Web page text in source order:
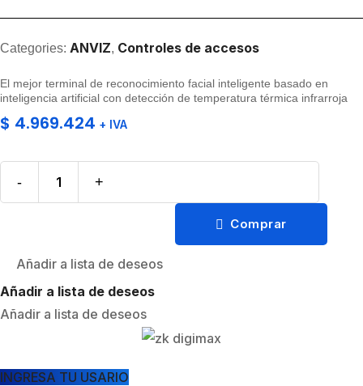
Categories: ANVIZ, Controles de accesos
El mejor terminal de reconocimiento facial inteligente basado en
inteligencia artificial con detección de temperatura térmica infrarroja
$ 4.969.424 + IVA
- +
Comprar
Añadir a lista de deseos
Añadir a lista de deseos
Añadir a lista de deseos
INGRESA TU USARIO